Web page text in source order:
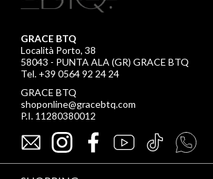
GRACE BTQ
Località Porto, 38
58043 - PUNTA ALA (GR) GRACE BTQ
Tel. +39 0564 92 24 24
GRACE BTQ
shoponline@gracebtq.com
P.I. 11280380012